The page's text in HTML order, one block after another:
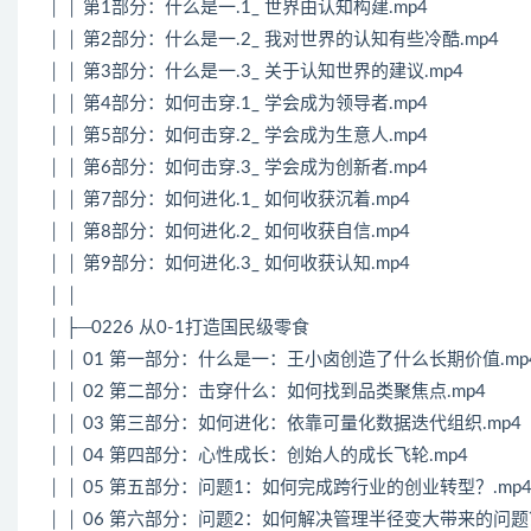
│ │ 第1部分：什么是一.1_ 世界由认知构建.mp4
│ │ 第2部分：什么是一.2_ 我对世界的认知有些冷酷.mp4
│ │ 第3部分：什么是一.3_ 关于认知世界的建议.mp4
│ │ 第4部分：如何击穿.1_ 学会成为领导者.mp4
│ │ 第5部分：如何击穿.2_ 学会成为生意人.mp4
│ │ 第6部分：如何击穿.3_ 学会成为创新者.mp4
│ │ 第7部分：如何进化.1_ 如何收获沉着.mp4
│ │ 第8部分：如何进化.2_ 如何收获自信.mp4
│ │ 第9部分：如何进化.3_ 如何收获认知.mp4
│ ├─0226 从0-1打造国民级零食
│ │ 01 第一部分：什么是一：王小卤创造了什么长期价值
│ │ 02 第二部分：击穿什么：如何找到品类聚焦点.mp4
│ │ 03 第三部分：如何进化：依靠可量化数据迭代组织.mp4
│ │ 04 第四部分：心性成长：创始人的成长飞轮.mp4
│ │ 05 第五部分：问题1：如何完成跨行业的创业转型？.mp4
│ │ 06 第六部分：问题2：如何解决管理半径变大带来的问